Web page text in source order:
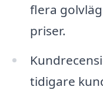
flera
priser.
tidigare